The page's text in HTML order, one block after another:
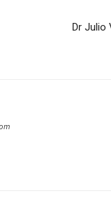
Dr Julio